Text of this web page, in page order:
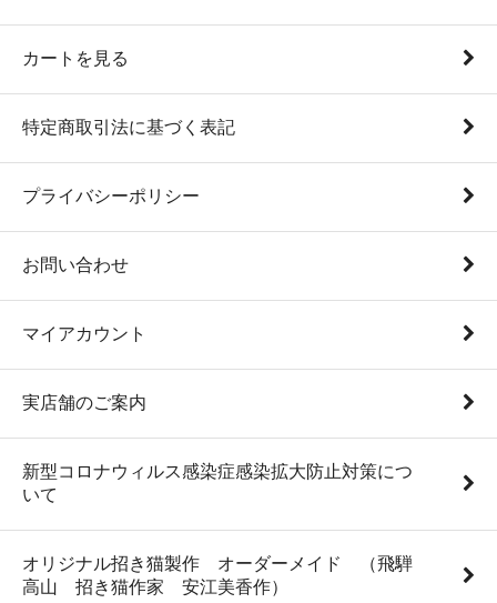
カートを見る
特定商取引法に基づく表記
プライバシーポリシー
お問い合わせ
マイアカウント
実店舗のご案内
新型コロナウィルス感染症感染拡大防止対策につ
いて
オリジナル招き猫製作 オーダーメイド （飛騨
高山 招き猫作家 安江美香作）